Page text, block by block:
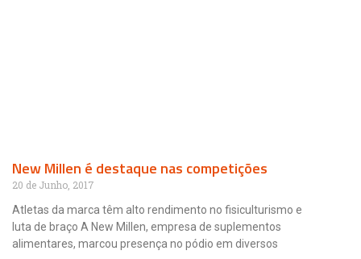
New Millen é destaque nas competições
20 de Junho, 2017
Atletas da marca têm alto rendimento no fisiculturismo e
luta de braço A New Millen, empresa de suplementos
alimentares, marcou presença no pódio em diversos